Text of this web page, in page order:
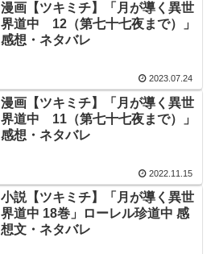
漫画【ツキミチ】「月が導く異世
界道中 12（第七十七夜まで）」
感想・ネタバレ
2023.07.24
漫画【ツキミチ】「月が導く異世
界道中 11（第七十七夜まで）」
感想・ネタバレ
2022.11.15
小説【ツキミチ】「月が導く異世
界道中 18巻」ローレル珍道中 感
想文・ネタバレ